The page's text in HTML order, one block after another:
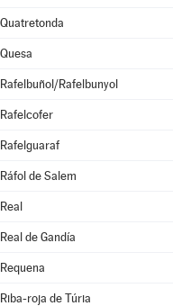
Quatretonda
Quesa
Rafelbuñol/Rafelbunyol
Rafelcofer
Rafelguaraf
Ráfol de Salem
Real
Real de Gandía
Requena
Riba-roja de Túria